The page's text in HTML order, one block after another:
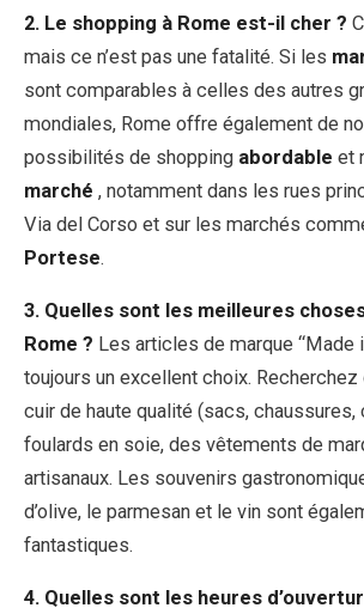
2. Le shopping à Rome est-il cher ?
mais ce n’est pas une fatalité. Si les
sont comparables à celles des autres
mondiales, Rome offre également de
possibilités de shopping abordable et
marché , notamment dans les rues
Via del Corso et sur les marchés
Portese.
3. Quelles sont les meilleures
Rome ? Les articles de marque “Made
toujours un excellent choix.
cuir de haute qualité (sacs, chaussures,
foulards en soie, des vêtements de
artisanaux. Les souvenirs
d’olive, le parmesan et le vin sont
fantastiques.
4. Quelles sont les heures